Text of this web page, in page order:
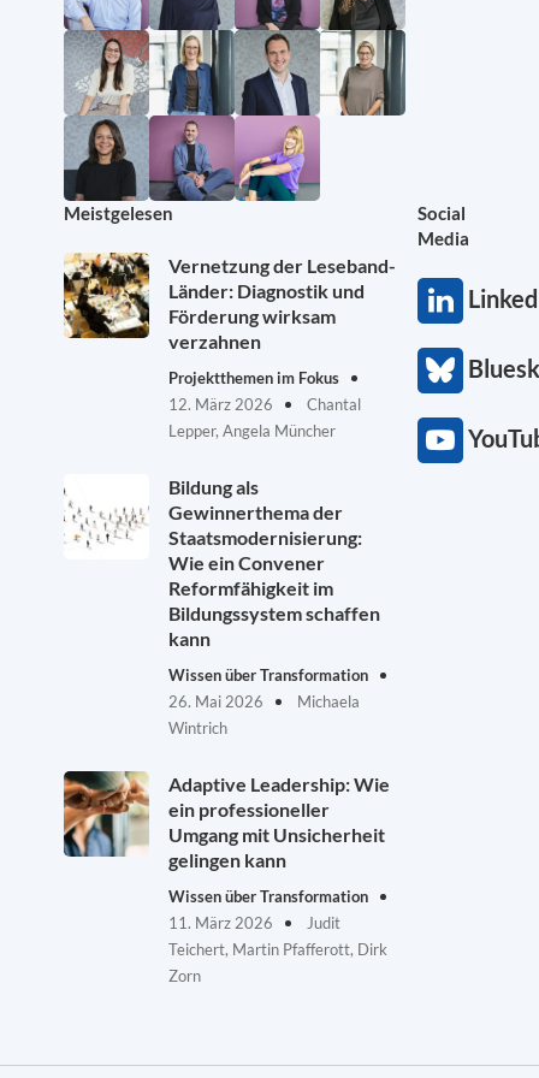
Meistgelesen
Vernetzung der Leseband-
Länder: Diagnostik und
Förderung wirksam
verzahnen
Projektthemen im Fokus
12. März 2026
Chantal
Lepper, Angela Müncher
Bildung als
Gewinnerthema der
Staatsmodernisierung:
Wie ein Convener
Reformfähigkeit im
Bildungssystem schaffen
kann
Wissen über Transformation
26. Mai 2026
Michaela
Wintrich
Adaptive Leadership: Wie
ein professioneller
Umgang mit Unsicherheit
gelingen kann
Wissen über Transformation
11. März 2026
Judit
Teichert, Martin Pfafferott, Dirk
Zorn
Social
Media